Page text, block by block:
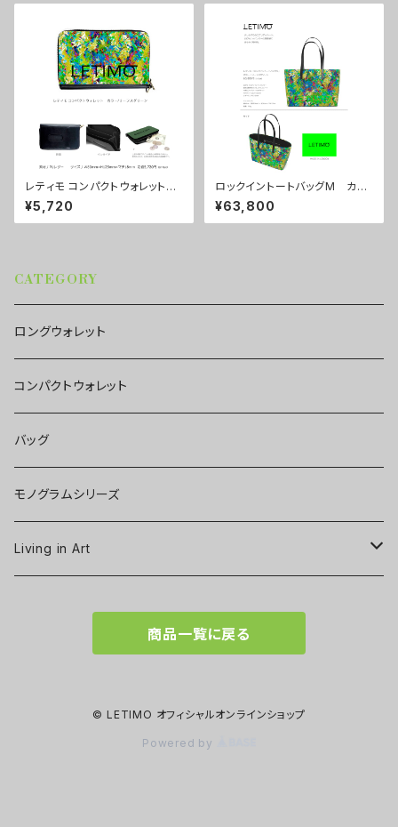
レティモ コンパクトウォレット
カラー/リーフスグリーン ■配
送まで3週間
¥5,720
ロックイントートバッグM カラ
ー/リーフスグリーン ■配送ま
で約１か月
¥63,800
CATEGORY
ロングウォレット
コンパクトウォレット
バッグ
モノグラムシリーズ
Living in Art
商品一覧に戻る
© LETIMO オフィシャルオンラインショップ
Powered by